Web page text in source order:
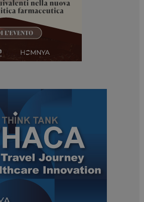
Google LLC
.dailyhealthindustry.it